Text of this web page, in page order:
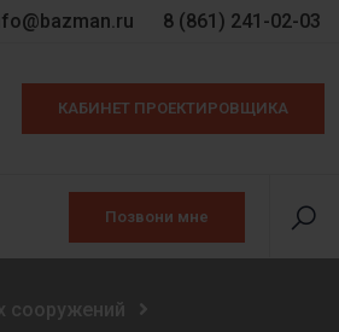
8 (861) 241-02-03
КАБИНЕТ ПРОЕКТИРОВЩИКА
Позвони мне
сооружений